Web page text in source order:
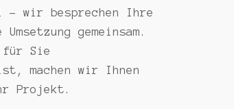
wir besprechen Ihre
gemeinsam.
für Sie
machen wir Ihnen
Projekt.